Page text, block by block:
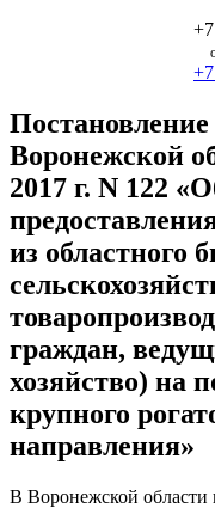
Воронежской
2017 г. N 122
из областного
граждан,
хозяйство) на
крупного
направления»
В Воронежской области